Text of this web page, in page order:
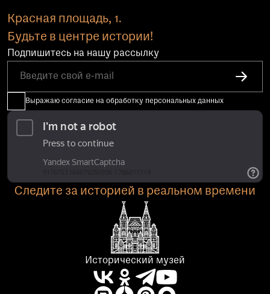
Красная площадь, 1.
Будьте в центре истории!
Подпишитесь на нашу рассылку
Выражаю согласие на обработку персональных данных
Следите за историей в реальном времени
Исторический музей